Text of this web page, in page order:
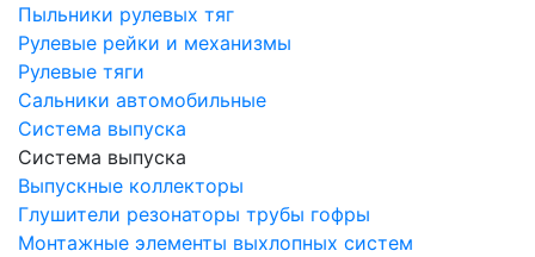
Пыльники рулевых тяг
Рулевые рейки и механизмы
Рулевые тяги
Сальники автомобильные
Система выпуска
Система выпуска
Выпускные коллекторы
Глушители резонаторы трубы гофры
Монтажные элементы выхлопных систем